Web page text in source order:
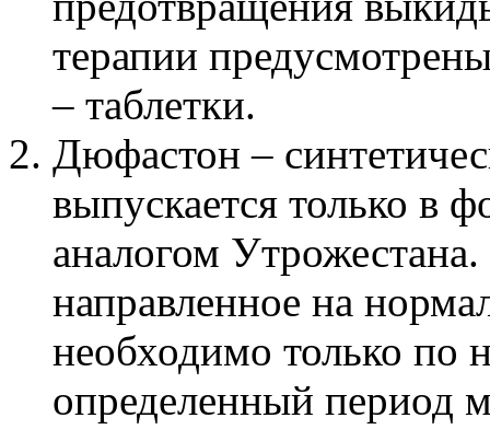
терапии
– таблетки.
Дюфастон –
выпускается только в
аналогом
направленное на
необходимо только по
определенный период